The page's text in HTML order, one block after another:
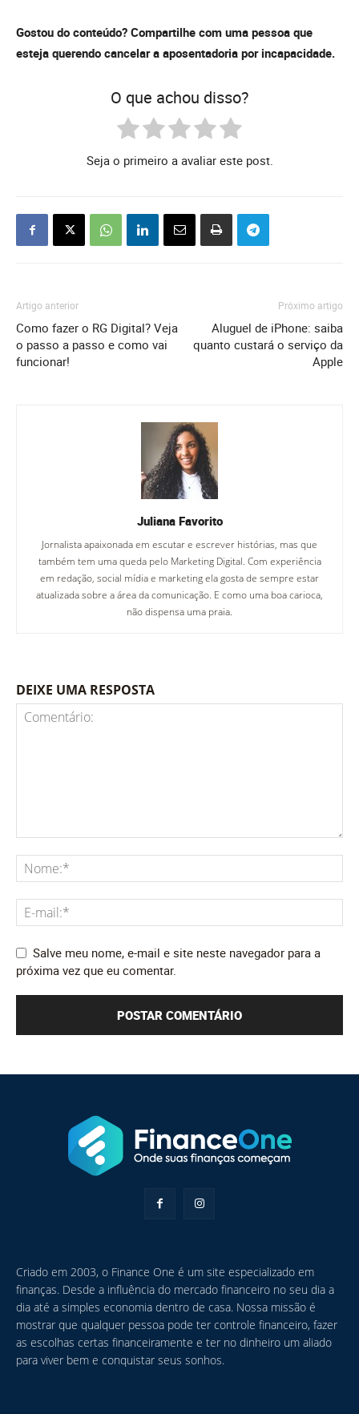
Gostou do conteúdo? Compartilhe com uma pessoa que
esteja querendo cancelar a aposentadoria por incapacidade.
O que achou disso?
Seja o primeiro a avaliar este post.
Artigo anterior
Como fazer o RG Digital? Veja
o passo a passo e como vai
funcionar!
Próximo artigo
Aluguel de iPhone: saiba
quanto custará o serviço da
Apple
Juliana Favorito
Jornalista apaixonada em escutar e escrever histórias, mas que
também tem uma queda pelo Marketing Digital. Com experiência
em redação, social mídia e marketing ela gosta de sempre estar
atualizada sobre a área da comunicação. E como uma boa carioca,
não dispensa uma praia.
DEIXE UMA RESPOSTA
Salve meu nome, e-mail e site neste navegador para a
próxima vez que eu comentar.
Criado em 2003, o Finance One é um site especializado em
finanças. Desde a influência do mercado financeiro no seu dia a
dia até a simples economia dentro de casa. Nossa missão é
mostrar que qualquer pessoa pode ter controle financeiro, fazer
as escolhas certas financeiramente e ter no dinheiro um aliado
para viver bem e conquistar seus sonhos.